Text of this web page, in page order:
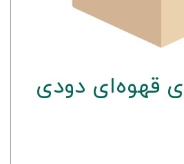
قهوه‌ای دودی